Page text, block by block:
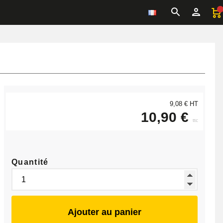
9,08 € HT
10,90 € ttc
Quantité
Ajouter au panier